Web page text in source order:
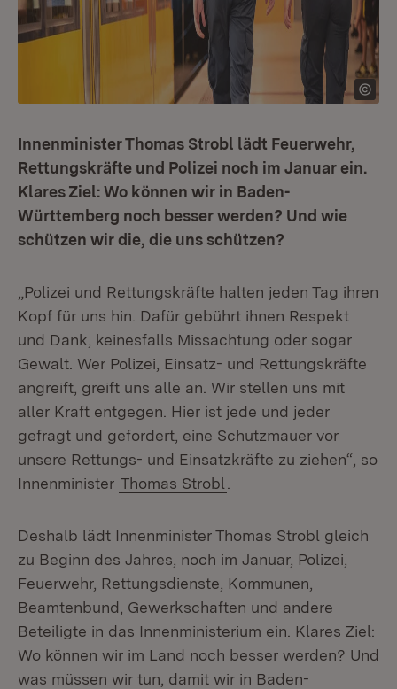
Innenminister Thomas Strobl lädt Feuerwehr,
Rettungskräfte und Polizei noch im Januar ein.
Klares Ziel: Wo können wir in Baden-
Württemberg noch besser werden? Und wie
schützen wir die, die uns schützen?
„Polizei und Rettungskräfte halten jeden Tag ihren
Kopf für uns hin. Dafür gebührt ihnen Respekt
und Dank, keinesfalls Missachtung oder sogar
Gewalt. Wer Polizei, Einsatz- und Rettungskräfte
angreift, greift uns alle an. Wir stellen uns mit
aller Kraft entgegen. Hier ist jede und jeder
gefragt und gefordert, eine Schutzmauer vor
unsere Rettungs- und Einsatzkräfte zu ziehen“, so
Innenminister Thomas Strobl
Deshalb lädt Innenminister Thomas Strobl gleich
zu Beginn des Jahres, noch im Januar, Polizei,
Feuerwehr, Rettungsdienste, Kommunen,
Beamtenbund, Gewerkschaften und andere
Beteiligte in das Innenministerium ein. Klares Ziel:
Wo können wir im Land noch besser werden? Und
was müssen wir tun, damit wir in Baden-